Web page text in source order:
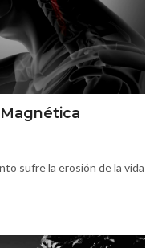
sufre la erosión de la vida